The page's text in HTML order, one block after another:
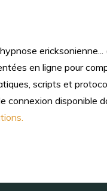
ericksonienne...
en ligne pour
scripts et
connexion disponible